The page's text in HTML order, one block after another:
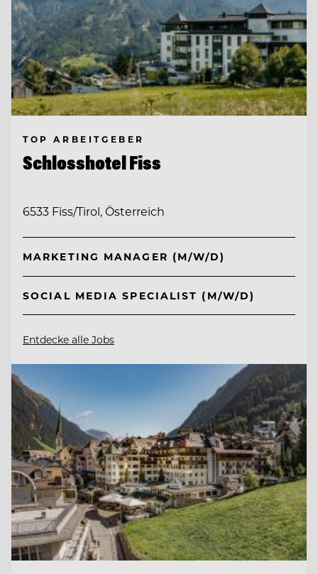
TOP ARBEITGEBER
Schlosshotel Fiss
6533 Fiss/Tirol, Österreich
MARKETING MANAGER (M/W/D)
SOCIAL MEDIA SPECIALIST (M/W/D)
Entdecke alle Jobs